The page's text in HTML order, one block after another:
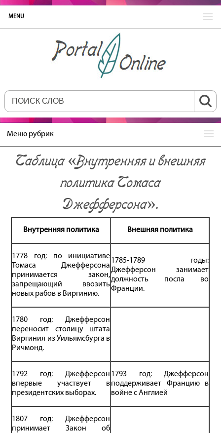
MENU
Меню рубрик
Таблица «Внутренняя и внешняя
политика Томаса
Джефферсона».
Внутренняя политика Внешняя политика
1778 год: по инициативе
Томаса Джефферсона
принимается закон,
запрещающий ввозить
новых рабов в Виргинию.
1785-1789 годы:
Джефферсон занимает
должность посла во
Франции.
1780 год: Джефферсон
переносит столицу штата
Виргиния из Уильямсбурга в
Ричмонд.
1792 год: Джефферсон
впервые участвует в
президентских выборах.
1793 год: Джефферсон
поддерживает Францию в
войне с Англией
1807 год: Джефферсон
принимает Закон об